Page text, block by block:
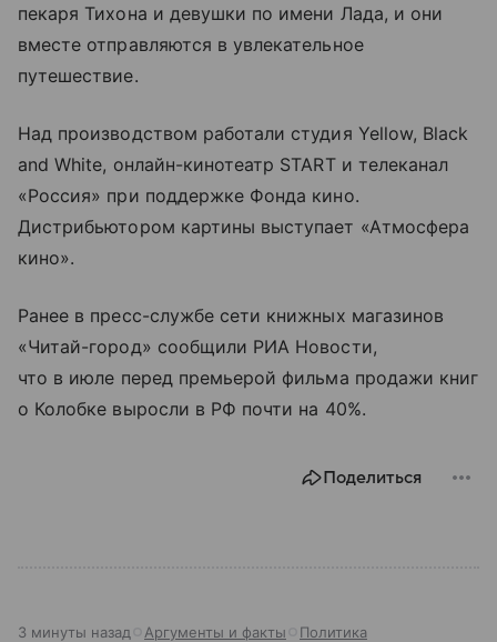
пекаря Тихона и девушки по имени Лада, и они
вместе отправляются в увлекательное
путешествие.
Над производством работали студия Yellow, Black
and White, онлайн-кинотеатр START и телеканал
«Россия» при поддержке Фонда кино.
Дистрибьютором картины выступает «Атмосфера
кино».
Ранее в пресс-службе сети книжных магазинов
«Читай-город» сообщили РИА Новости,
что в июле перед премьерой фильма продажи книг
о Колобке выросли в РФ почти на 40%.
Поделиться
3 минуты назад Аргументы и факты Политика